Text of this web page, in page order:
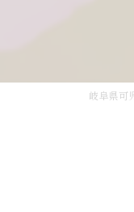
岐阜県可